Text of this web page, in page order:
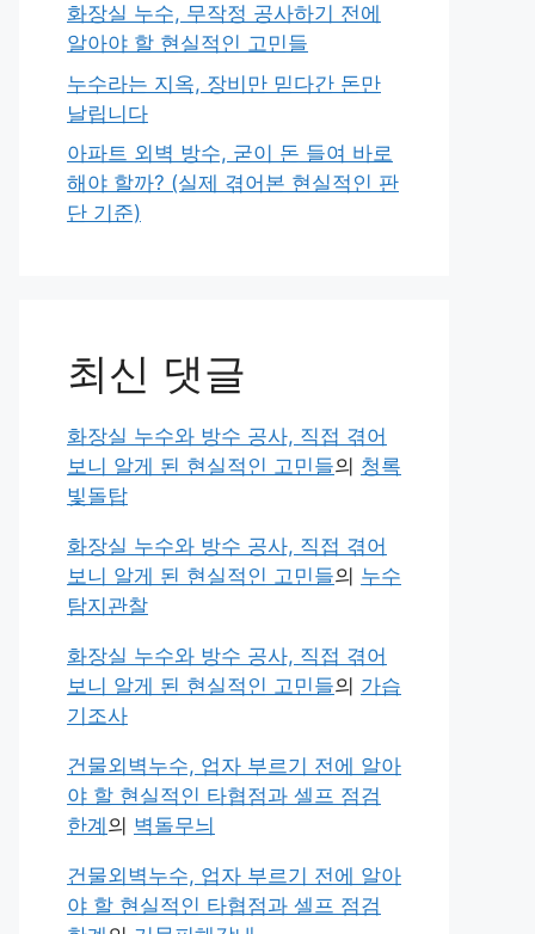
화장실 누수, 무작정 공사하기 전에
알아야 할 현실적인 고민들
누수라는 지옥, 장비만 믿다간 돈만
날립니다
아파트 외벽 방수, 굳이 돈 들여 바로
해야 할까? (실제 겪어본 현실적인 판
단 기준)
최신 댓글
화장실 누수와 방수 공사, 직접 겪어
보니 알게 된 현실적인 고민들의 청록
빛돌탑
화장실 누수와 방수 공사, 직접 겪어
보니 알게 된 현실적인 고민들의 누수
탐지관찰
화장실 누수와 방수 공사, 직접 겪어
보니 알게 된 현실적인 고민들의 가습
기조사
건물외벽누수, 업자 부르기 전에 알아
야 할 현실적인 타협점과 셀프 점검
한계 의 벽돌무늬
건물외벽누수, 업자 부르기 전에 알아
야 할 현실적인 타협점과 셀프 점검